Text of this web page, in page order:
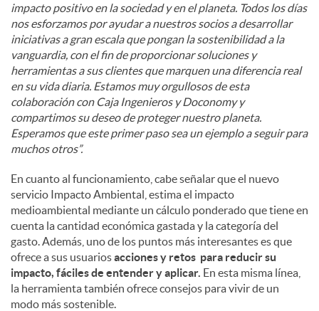
impacto positivo en la sociedad y en el planeta. Todos los días
nos esforzamos por ayudar a nuestros socios a desarrollar
iniciativas a gran escala que pongan la sostenibilidad a la
vanguardia, con el fin de proporcionar soluciones y
herramientas a sus clientes que marquen una diferencia real
en su vida diaria. Estamos muy orgullosos de esta
colaboración con Caja Ingenieros y Doconomy y
compartimos su deseo de proteger nuestro planeta.
Esperamos que este primer paso sea un ejemplo a seguir para
muchos otros”.
En cuanto al funcionamiento, cabe señalar que el nuevo
servicio Impacto Ambiental, estima el impacto
medioambiental mediante un cálculo ponderado que tiene en
cuenta la cantidad económica gastada y la categoría del
gasto. Además, uno de los puntos más interesantes es que
ofrece a sus usuariosacciones y retos para reducir su
impacto, fáciles de entender y aplicar. En esta misma línea,
la herramienta también ofrece consejos para vivir de un
modo más sostenible.